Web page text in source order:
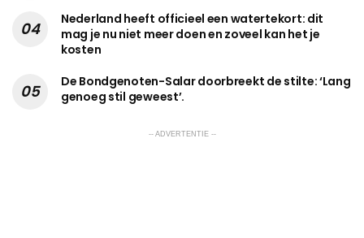
Nederland heeft officieel een watertekort: dit
mag je nu niet meer doen en zoveel kan het je
kosten
De Bondgenoten-Salar doorbreekt de stilte: ‘Lang
genoeg stil geweest’.
-- ADVERTENTIE --